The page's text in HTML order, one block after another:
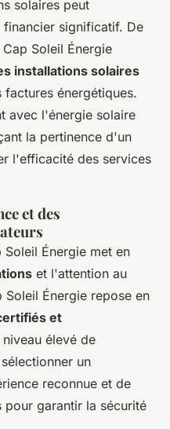
solaires peut
financier significatif. De
Soleil Énergie
installations solaires
énergétiques.
avec l'énergie solaire
la pertinence d'un
l'efficacité des services
et des
Énergie met en
et l'attention au
Énergie repose en
et
élevé de
un
reconnue et de
garantir la sécurité